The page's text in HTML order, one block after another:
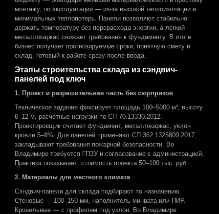
монтажу, по эксплуатации — из-за высокой теплоизоляции и
минимальных теплопотерь. Панели позволяют стабильно
держать температуру без перерасхода энергии, а легкий
металлокаркас снижает требования к фундаменту. В итоге
бизнес получает прогнозируемые сроки, понятную смету и
склад, готовый к работе сразу после ввода.
Этапы строительства склада из сэндвич-
панелей под ключ
1. Проект и разрешительная часть без сюрпризов
Техническое задание фиксирует площадь 100–5000 м², высоту
6–12 м, расчетные нагрузки по СП 70.13330.2012.
Проектировщик считает фундамент, металлокаркас, уклон
кровли 5–8%. Для панелей применяют СП 362.1325800.2017,
закладывают требования пожарной безопасности. Во
Владимире требуется ГПЗУ и согласование с администрацией.
Практика показывает: стоимость проекта 50–100 тыс. руб.
2. Материалы для местного климата
Сэндвич-панели для склада подбирают по назначению.
Стеновые — 100–150 мм, наполнитель минвата или ПИР.
Кровельные — с профилем под уклон. Во Владимире